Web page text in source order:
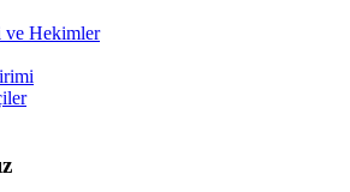
ve Hekimler